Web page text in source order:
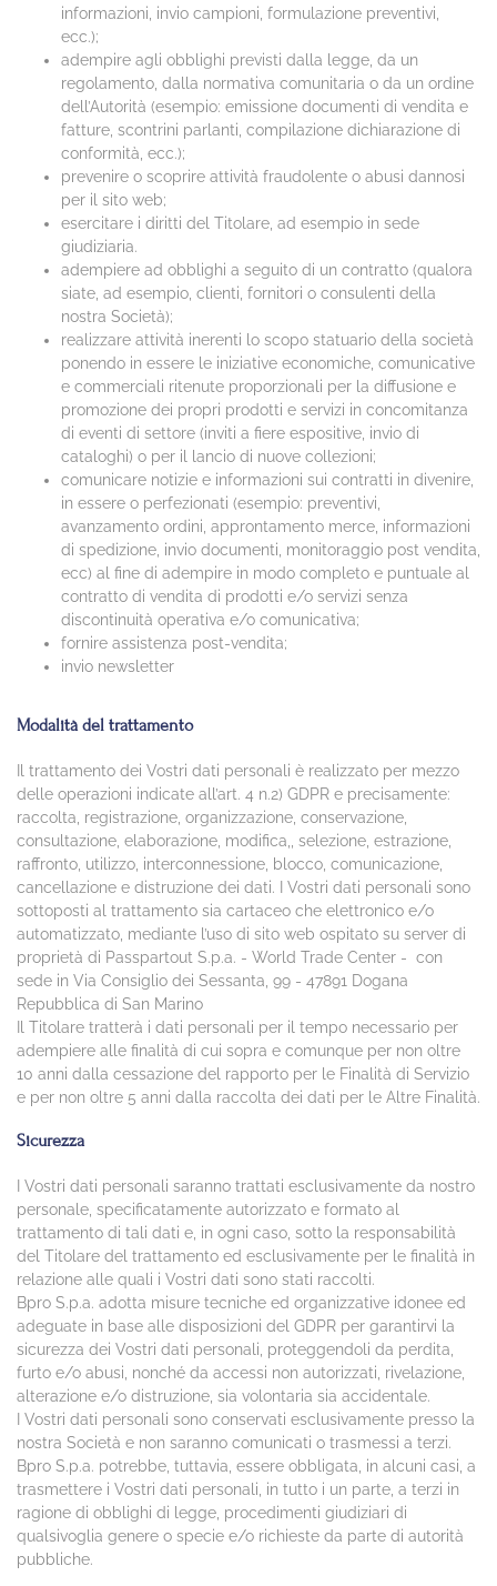
informazioni, invio campioni, formulazione preventivi,
ecc.);
adempire agli obblighi previsti dalla legge, da un
regolamento, dalla normativa comunitaria o da un ordine
dell’Autorità (esempio: emissione documenti di vendita e
fatture, scontrini parlanti, compilazione dichiarazione di
conformità, ecc.);
prevenire o scoprire attività fraudolente o abusi dannosi
per il sito web;
esercitare i diritti del Titolare, ad esempio in sede
giudiziaria.
adempiere ad obblighi a seguito di un contratto (qualora
siate, ad esempio, clienti, fornitori o consulenti della
nostra Società);
realizzare attività inerenti lo scopo statuario della società
ponendo in essere le iniziative economiche, comunicative
e commerciali ritenute proporzionali per la diffusione e
promozione dei propri prodotti e servizi in concomitanza
di eventi di settore (inviti a fiere espositive, invio di
cataloghi) o per il lancio di nuove collezioni;
comunicare notizie e informazioni sui contratti in divenire,
in essere o perfezionati (esempio: preventivi,
avanzamento ordini, approntamento merce, informazioni
di spedizione, invio documenti, monitoraggio post vendita,
ecc) al fine di adempire in modo completo e puntuale al
contratto di vendita di prodotti e/o servizi senza
discontinuità operativa e/o comunicativa;
fornire assistenza post-vendita;
invio newsletter
Modalità del trattamento
Il trattamento dei Vostri dati personali è realizzato per mezzo
delle operazioni indicate all’art. 4 n.2) GDPR e precisamente:
raccolta, registrazione, organizzazione, conservazione,
consultazione, elaborazione, modifica,, selezione, estrazione,
raffronto, utilizzo, interconnessione, blocco, comunicazione,
cancellazione e distruzione dei dati. I Vostri dati personali sono
sottoposti al trattamento sia cartaceo che elettronico e/o
automatizzato, mediante l’uso di sito web ospitato su server di
proprietà di Passpartout S.p.a. - World Trade Center - con
sede in Via Consiglio dei Sessanta, 99 - 47891 Dogana
Repubblica di San Marino
Il Titolare tratterà i dati personali per il tempo necessario per
adempiere alle finalità di cui sopra e comunque per non oltre
10 anni dalla cessazione del rapporto per le Finalità di Servizio
e per non oltre 5 anni dalla raccolta dei dati per le Altre Finalità.
Sicurezza
I Vostri dati personali saranno trattati esclusivamente da nostro
personale, specificatamente autorizzato e formato al
trattamento di tali dati e, in ogni caso, sotto la responsabilità
del Titolare del trattamento ed esclusivamente per le finalità in
relazione alle quali i Vostri dati sono stati raccolti.
Bpro S.p.a. adotta misure tecniche ed organizzative idonee ed
adeguate in base alle disposizioni del GDPR per garantirvi la
sicurezza dei Vostri dati personali, proteggendoli da perdita,
furto e/o abusi, nonché da accessi non autorizzati, rivelazione,
alterazione e/o distruzione, sia volontaria sia accidentale.
I Vostri dati personali sono conservati esclusivamente presso la
nostra Società e non saranno comunicati o trasmessi a terzi.
Bpro S.p.a. potrebbe, tuttavia, essere obbligata, in alcuni casi, a
trasmettere i Vostri dati personali, in tutto i un parte, a terzi in
ragione di obblighi di legge, procedimenti giudiziari di
qualsivoglia genere o specie e/o richieste da parte di autorità
pubbliche.